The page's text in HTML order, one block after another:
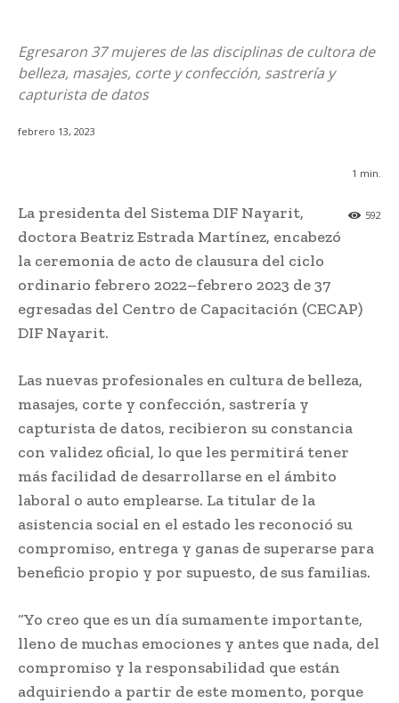
Egresaron 37 mujeres de las disciplinas de cultora de
belleza, masajes, corte y confección, sastrería y
capturista de datos
febrero 13, 2023
1 min.
592
La presidenta del Sistema DIF Nayarit,
doctora Beatriz Estrada Martínez, encabezó
la ceremonia de acto de clausura del ciclo
ordinario febrero 2022–febrero 2023 de 37
egresadas del Centro de Capacitación (CECAP)
DIF Nayarit.
Las nuevas profesionales en cultura de belleza,
masajes, corte y confección, sastrería y
capturista de datos, recibieron su constancia
con validez oficial, lo que les permitirá tener
más facilidad de desarrollarse en el ámbito
laboral o auto emplearse. La titular de la
asistencia social en el estado les reconoció su
compromiso, entrega y ganas de superarse para
beneficio propio y por supuesto, de sus familias.
“Yo creo que es un día sumamente importante,
lleno de muchas emociones y antes que nada, del
compromiso y la responsabilidad que están
adquiriendo a partir de este momento, porque